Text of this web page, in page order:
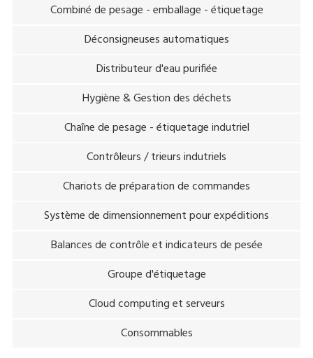
Combiné de pesage - emballage - étiquetage
Déconsigneuses automatiques
Distributeur d'eau purifiée
Hygiène & Gestion des déchets
Chaîne de pesage - étiquetage indutriel
Contrôleurs / trieurs indutriels
Chariots de préparation de commandes
Système de dimensionnement pour expéditions
Balances de contrôle et indicateurs de pesée
Groupe d'étiquetage
Cloud computing et serveurs
Consommables